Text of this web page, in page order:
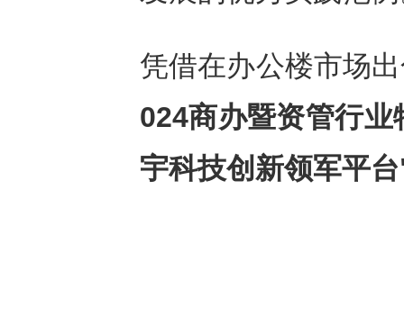
凭借在办公楼市场
024商办暨资管行
宇科技创新领军平